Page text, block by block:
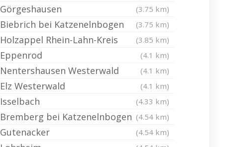
Görgeshausen (3.75 km)
Biebrich bei Katzenelnbogen (3.75 km)
Holzappel Rhein-Lahn-Kreis (3.85 km)
Eppenrod (4.1 km)
Nentershausen Westerwald (4.1 km)
Elz Westerwald (4.1 km)
Isselbach (4.33 km)
Bremberg bei Katzenelnbogen (4.54 km)
Gutenacker (4.54 km)